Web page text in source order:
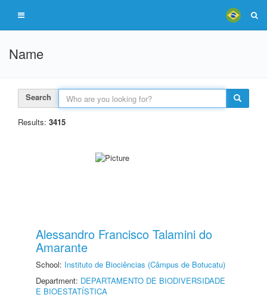
Name
Search
Results: 3415
Alessandro Francisco Talamini do
Amarante
School: Instituto de Biociências (Câmpus de Botucatu)
Department: DEPARTAMENTO DE BIODIVERSIDADE
E BIOESTATÍSTICA